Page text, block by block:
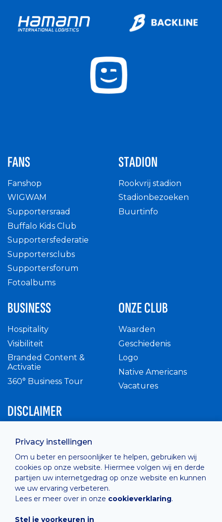
Privacy instellingen
Om u beter en persoonlijker te helpen, gebruiken wij
cookies op onze website. Hiermee volgen wij en derde
partijen uw internetgedrag op onze website en kunnen
we uw ervaring verbeteren.
Lees er meer over in onze cookieverklaring.
Stel je voorkeuren in
FANS
Fanshop
WIGWAM
Supportersraad
Buffalo Kids Club
Supportersfederatie
Supportersclubs
Supportersforum
Fotoalbums
STADION
Rookvrij stadion
Stadionbezoeken
Buurtinfo
BUSINESS
Hospitality
Visibiliteit
Branded Content &
Activatie
360° Business Tour
ONZE CLUB
Waarden
Geschiedenis
Logo
Native Americans
Vacatures
DISCLAIMER
Privacy Policy
Cashless
verkoopsvoorwaarden
Cookie Policy